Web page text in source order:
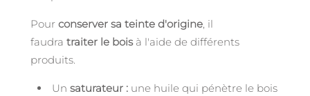
Pour conserver sa teinte d'origine, il
faudra traiter le boisà l'aide de différents
produits.
Un saturateur : une huile qui pénètre le bois